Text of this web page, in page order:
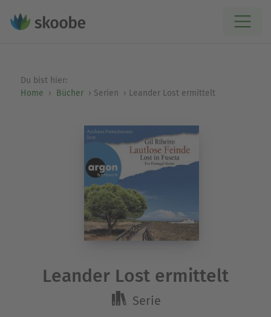
Du bist hier:
Home
Bücher Serien Leander Lost ermittelt
Leander Lost ermittelt
Serie